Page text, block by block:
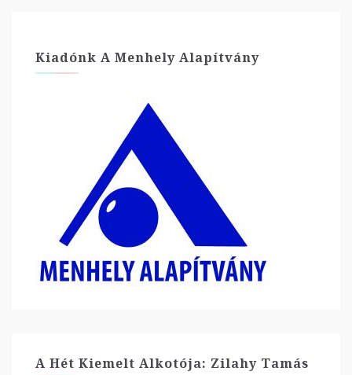
Kiadónk A Menhely Alapítvány
A Hét Kiemelt Alkotója: Zilahy Tamás